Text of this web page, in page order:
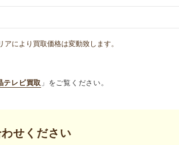
により買取価格は変動致します。
テレビ買取 」をご覧ください。
せください